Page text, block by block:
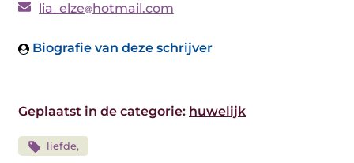
lia_elze hotmail.com
Biografie van deze schrijver
Geplaatst in de categorie: huwelijk
liefde,